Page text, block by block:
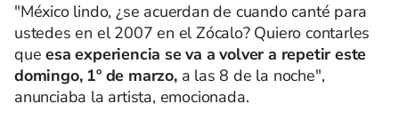
"México lindo, ¿se acuerdan de cuando canté para
ustedes en el 2007 en el Zócalo? Quiero contarles
queesa experiencia se va a volver a repetir este
domingo, 1º de marzo,a las 8 de la noche",
anunciaba la artista, emocionada.